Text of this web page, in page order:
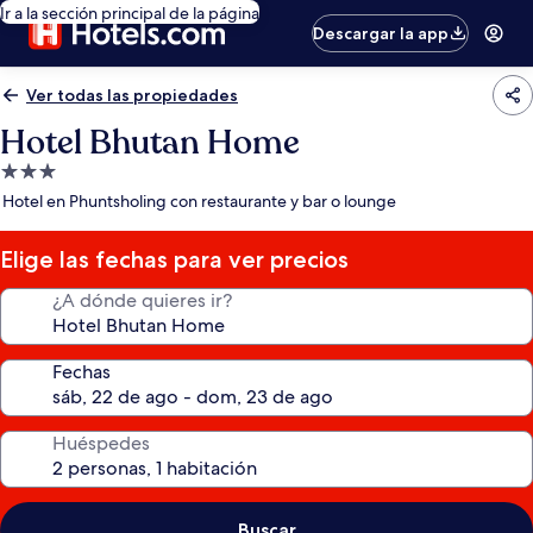
Ir a la sección principal de la página
Descargar la app
Ver todas las propiedades
Hotel Bhutan Home
Propiedad
de
estrellas
Hotel en Phuntsholing con restaurante y bar o lounge
Elige las fechas para ver precios
¿A dónde quieres ir?
Fechas
Huéspedes